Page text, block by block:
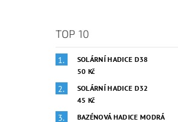
TOP 10
SOLÁRNÍ HADICE D38
50 Kč
SOLÁRNÍ HADICE D32
45 Kč
BAZÉNOVÁ HADICE MODRÁ